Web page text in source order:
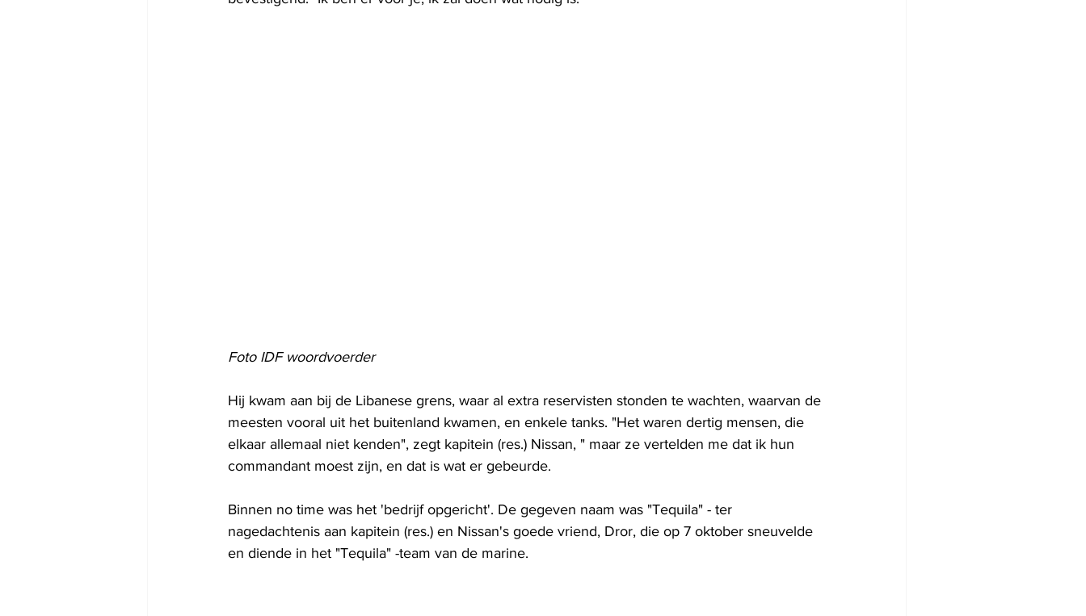
Foto IDF woordvoerder
Hij kwam aan bij de Libanese grens, waar al extra reservisten stonden te wachten, waarvan de
meesten vooral uit het buitenland kwamen, en enkele tanks. "Het waren dertig mensen, die
elkaar allemaal niet kenden", zegt kapitein (res.) Nissan, " maar ze vertelden me dat ik hun
commandant moest zijn, en dat is wat er gebeurde.
Binnen no time was het 'bedrijf opgericht'. De gegeven naam was "Tequila" - ter
nagedachtenis aan kapitein (res.) en Nissan's goede vriend, Dror, die op 7 oktober sneuvelde
en diende in het "Tequila" -team van de marine.